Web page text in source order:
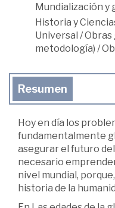
Mundialización y
Historia y
Universal /Obras
metodología) /
Resumen
Hoy en día los
fundamentalmente
asegurar el futuro
necesario
nivel mundial,
historia de la